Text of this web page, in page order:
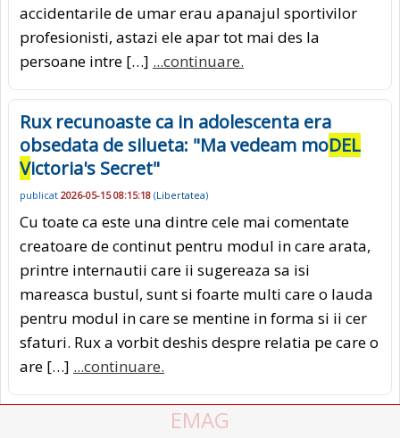
accidentarile de umar erau apanajul sportivilor
profesionisti, astazi ele apar tot mai des la
persoane intre […] ...continuare.
Rux recunoaste ca in adolescenta era
obsedata de silueta: "Ma vedeam moDEL
Victoria's Secret"
publicat 2026-05-15 08:15:18 (Libertatea)
Cu toate ca este una dintre cele mai comentate
creatoare de continut pentru modul in care arata,
printre internautii care ii sugereaza sa isi
mareasca bustul, sunt si foarte multi care o lauda
pentru modul in care se mentine in forma si ii cer
sfaturi. Rux a vorbit deshis despre relatia pe care o
are […] ...continuare.
EMAG